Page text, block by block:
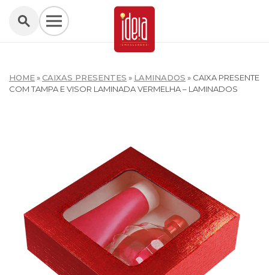
HOME»CAIXAS PRESENTES » LAMINADOS » CAIXA PRESENTE
COM TAMPA E VISOR LAMINADA VERMELHA – LAMINADOS